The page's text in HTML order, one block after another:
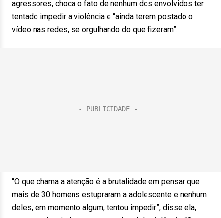
agressores, choca o fato de nenhum dos envolvidos ter
tentado impedir a violência e “ainda terem postado o
vídeo nas redes, se orgulhando do que fizeram”.
“O que chama a atenção é a brutalidade em pensar que
mais de 30 homens estupraram a adolescente e nenhum
deles, em momento algum, tentou impedir”, disse ela,